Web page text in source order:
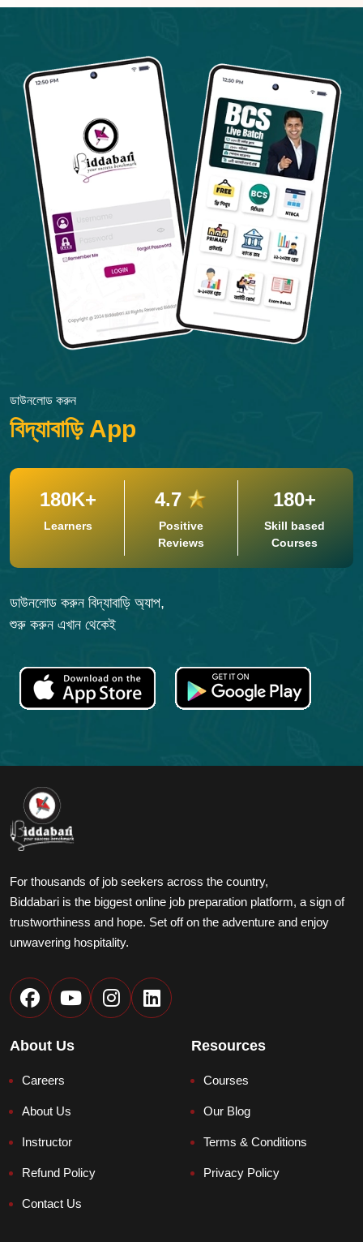
ডাউনলোড করুন
বিদ্যাবাড়ি App
180K+
Learners
4.7
Positive
Reviews
180+
Skill based
Courses
ডাউনলোড করুন বিদ্যাবাড়ি অ্যাপ,
শুরু করুন এখান থেকেই
For thousands of job seekers across the country,
Biddabari is the biggest online job preparation platform, a sign of
trustworthiness and hope. Set off on the adventure and enjoy
unwavering hospitality.
About Us
Careers
About Us
Instructor
Refund Policy
Contact Us
Resources
Courses
Our Blog
Terms & Conditions
Privacy Policy
🎓
How can we help? 👋
Courses, Admission, Payment & Support